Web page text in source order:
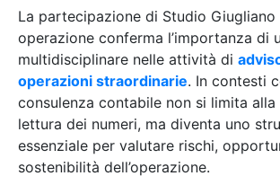
La partecipazione di Studio Giugliano
operazione conferma l’importanza di
multidisciplinare nelle attività di
operazioni straordinarie. In contesti
consulenza contabile non si limita alla
lettura dei numeri, ma diventa uno
essenziale per valutare rischi,
sostenibilità dell’operazione.